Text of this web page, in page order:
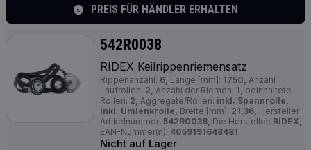
PREIS FÜR HÄNDLER ERHALTEN
542R0038
RIDEX Keilrippenriemensatz
Rippenanzahl: 6, Länge [mm]: 1750, Anzahl
Laufrollen: 2, Anzahl der Riemen: 1, beinhaltete
Rollen: 2, Aggregate/Rollen: inkl. Spannrolle,
inkl. Umlenkrolle, Breite [mm]: 21,36, Hersteller
Artikelnummer: 542R0038, Die Hersteller: RIDEX,
EAN-Nummer(n): 4059191648481
Nicht auf Lager